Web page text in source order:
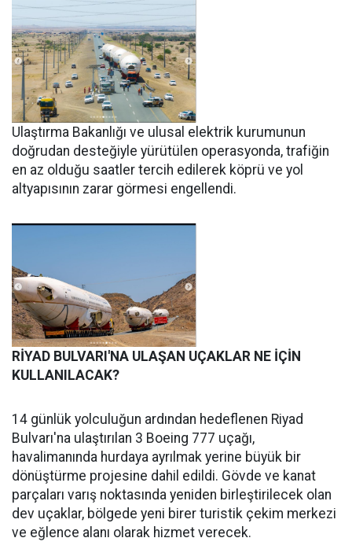
Ulaştırma Bakanlığı ve ulusal elektrik kurumunun
doğrudan desteğiyle yürütülen operasyonda, trafiğin
en az olduğu saatler tercih edilerek köprü ve yol
altyapısının zarar görmesi engellendi.
RİYAD BULVARI'NA ULAŞAN UÇAKLAR NE İÇİN
KULLANILACAK?
14 günlük yolculuğun ardından hedeflenen Riyad
Bulvarı'na ulaştırılan 3 Boeing 777 uçağı,
havalimanında hurdaya ayrılmak yerine büyük bir
dönüştürme projesine dahil edildi. Gövde ve kanat
parçaları varış noktasında yeniden birleştirilecek olan
dev uçaklar, bölgede yeni birer turistik çekim merkezi
ve eğlence alanı olarak hizmet verecek.